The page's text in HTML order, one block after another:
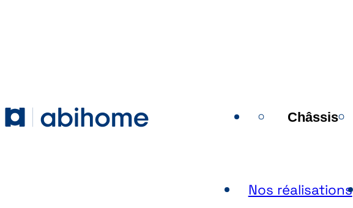
Abihome Châssis
Nos réalisations